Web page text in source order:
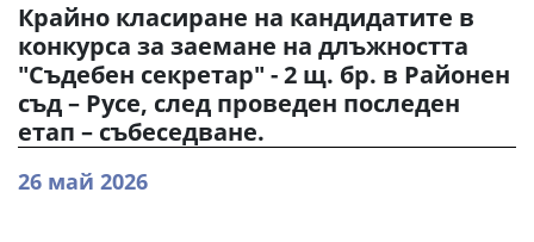
Крайно класиране на кандидатите в
конкурса за заемане на длъжността
"Съдебен секретар" - 2 щ. бр. в Районен
съд – Русе, след проведен последен
етап – събеседване.
26 май 2026